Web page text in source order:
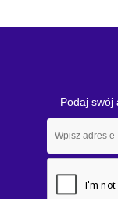
Podaj swój